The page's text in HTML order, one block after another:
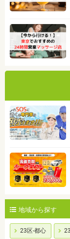
地域から探す
23区-都心